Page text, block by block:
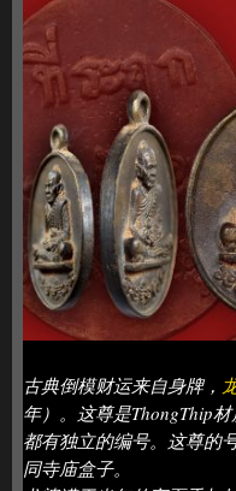
古典倒模财运来自身牌，
年）。这尊是ThongThip
都有独立的编号。这尊的
同寺庙盒子。